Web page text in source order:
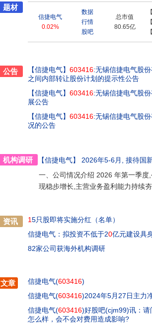
题材
信捷电气
0.02%
数据
行情
股吧
总市值
80.65亿
公告 【信捷电气】 603416:无锡信捷电气股
之间内部转让股份计划的提示性公告
【信捷电气】 603416:无锡信捷电气股
展公告
【信捷电气】 603416:无锡信捷电气股
况的公告
机构调研 【信捷电气】 2026年5-6月 , 接待国
一、公司情况介绍 2026 年第一季
现稳步增长,主营业务盈利能力持续
资讯 15只股即将实施分红（名单）
信捷电气：拟投资不低于20亿元建设具
82家公司获海外机构调研
文章 信捷电气(603416)
信捷电气(603416)2024年5月27日主力
信捷电气(603416)好股吧(cjm99)讯：
怎么样，会不会对费用造成影响?